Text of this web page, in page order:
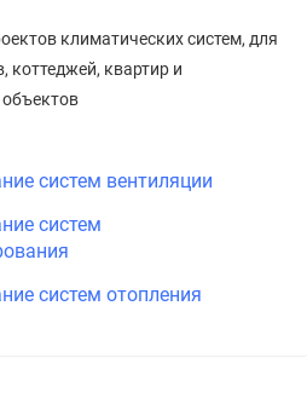
климатических систем, для
коттеджей, квартир и
систем вентиляции
систем
систем отопления